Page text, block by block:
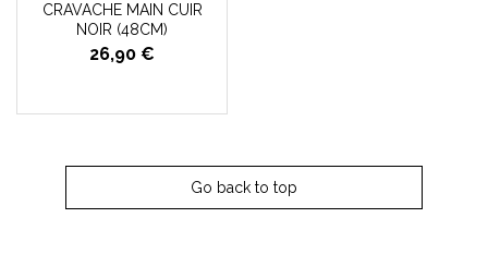
CRAVACHE MAIN CUIR
NOIR (48CM)
26,90 €
Go back to top